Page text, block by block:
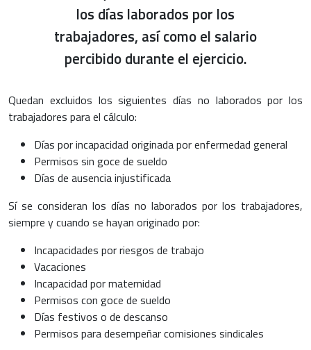
los días laborados por los
trabajadores, así como el salario
percibido durante el ejercicio.
Quedan excluidos los siguientes días no laborados por los
trabajadores para el cálculo:
Días por incapacidad originada por enfermedad general
Permisos sin goce de sueldo
Días de ausencia injustificada
Sí se consideran los días no laborados por los trabajadores,
siempre y cuando se hayan originado por:
Incapacidades por riesgos de trabajo
Vacaciones
Incapacidad por maternidad
Permisos con goce de sueldo
Días festivos o de descanso
Permisos para desempeñar comisiones sindicales